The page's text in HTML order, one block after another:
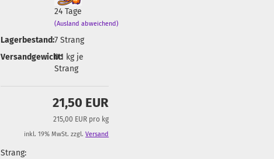
24 Tage
(Ausland abweichend)
Lagerbestand:7 Strang
Versandgewicht:
0.1 kg je
Strang
21,50 EUR
215,00 EUR pro kg
inkl. 19% MwSt. zzgl.Versand
Strang: